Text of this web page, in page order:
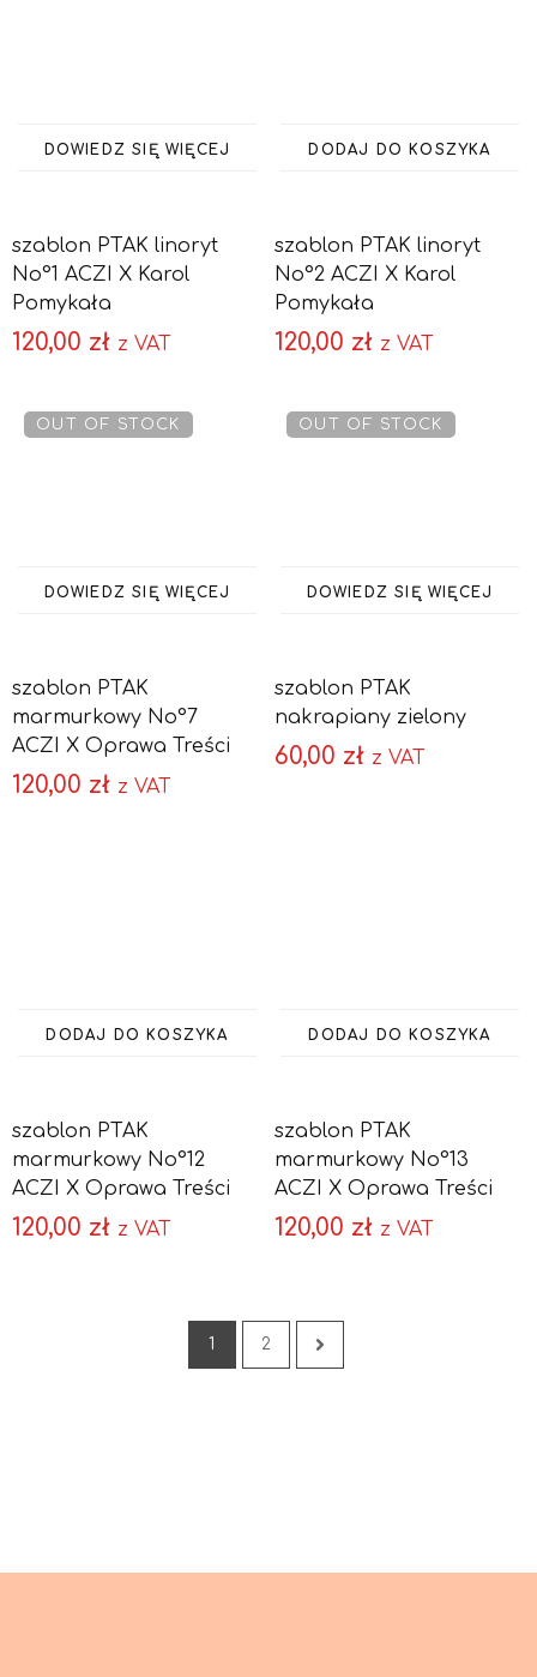
DOWIEDZ SIĘ WIĘCEJ
szablon PTAK linoryt
No°1 ACZI X Karol
Pomykała
120,00 zł z VAT
DODAJ DO KOSZYKA
szablon PTAK linoryt
No°2 ACZI X Karol
Pomykała
120,00 zł z VAT
OUT OF STOCK
DOWIEDZ SIĘ WIĘCEJ
szablon PTAK
marmurkowy No°7
ACZI X Oprawa Treści
120,00 zł z VAT
OUT OF STOCK
DOWIEDZ SIĘ WIĘCEJ
szablon PTAK
nakrapiany zielony
60,00 zł z VAT
DODAJ DO KOSZYKA
szablon PTAK
marmurkowy No°12
ACZI X Oprawa Treści
120,00 zł z VAT
DODAJ DO KOSZYKA
szablon PTAK
marmurkowy No°13
ACZI X Oprawa Treści
120,00 zł z VAT
1 2